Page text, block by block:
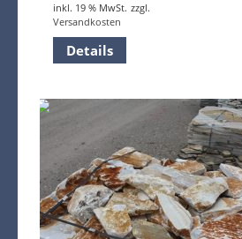
inkl. 19 % MwSt. zzgl.
Versandkosten
Details